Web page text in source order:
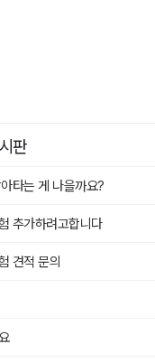
판
타는 게 나을까요?
추가하려고합니다
견적 문의